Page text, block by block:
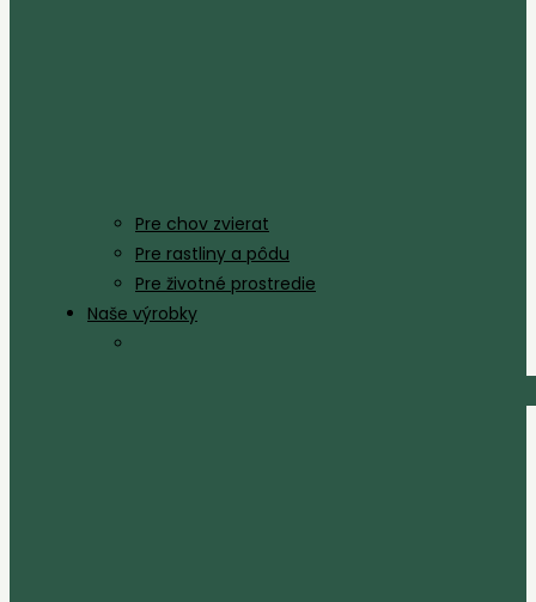
Pre chov zvierat
Pre rastliny a pôdu
Pre životné prostredie
Naše výrobky